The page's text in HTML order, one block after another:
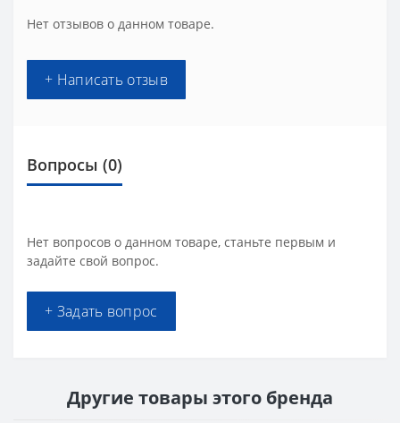
Нет отзывов о данном товаре.
+ Написать отзыв
Вопросы (0)
Нет вопросов о данном товаре, станьте первым и
задайте свой вопрос.
+ Задать вопрос
Другие товары этого бренда